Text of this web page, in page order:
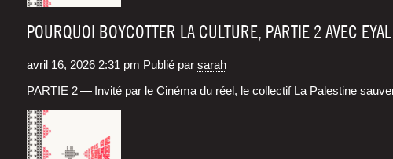
POURQUOI BOYCOTTER LA CULTURE, PARTIE 2 AVEC
avril 16, 2026 2:31 pm Publié par sarah
PARTIE 2 — Invi­té par le Ciné­ma du réel, le col­lec­tif La Pales­tine